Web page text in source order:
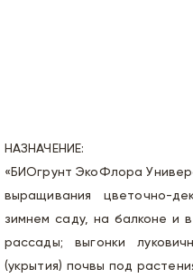
НАЗНАЧЕНИЕ:
«БИОгрунт ЭкоФлора
выращивания цветочно-
зимнем саду, на балконе и
рассады; выгонки
(укрытия) почвы под